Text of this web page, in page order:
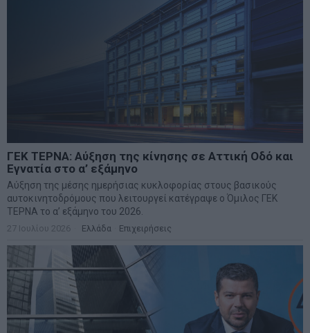
ΓΕΚ ΤΕΡΝΑ: Αύξηση της κίνησης σε Αττική Οδό και
Εγνατία στο α’ εξάμηνο
Αύξηση της μέσης ημερήσιας κυκλοφορίας στους βασικούς
αυτοκινητοδρόμους που λειτουργεί κατέγραψε ο Όμιλος ΓΕΚ
ΤΕΡΝΑ το α’ εξάμηνο του 2026.
27 Ιουλίου 2026 Ελλάδα Επιχειρήσεις